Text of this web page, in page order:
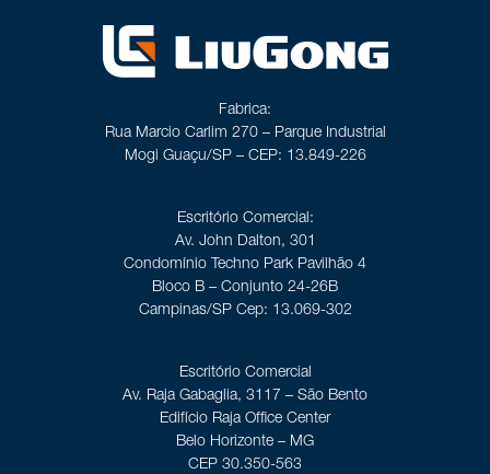
Fabrica:
Rua Marcio Carlim 270 – Parque Industrial
Mogi Guaçu/SP – CEP: 13.849-226
Escritório Comercial:
Av. John Dalton, 301
Condomínio Techno Park Pavilhão 4
Bloco B – Conjunto 24-26B
Campinas/SP Cep: 13.069-302
Escritório Comercial
Av. Raja Gabaglia, 3117 – São Bento
Edifício Raja Office Center
Belo Horizonte – MG
CEP 30.350-563